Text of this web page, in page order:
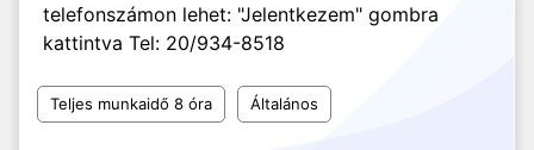
telefonszámon lehet: "Jelentkezem" gombra
kattintva Tel: 20/934-8518
Teljes munkaidő 8 óra Általános